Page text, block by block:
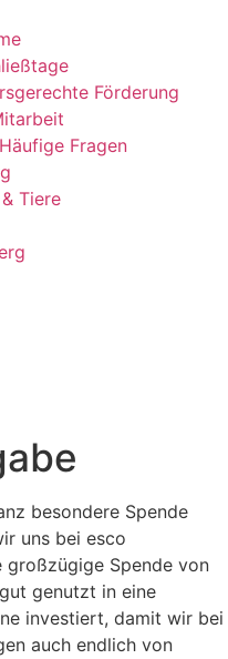
Förderung
Fragen
Tiere
besondere Spende
uns bei esco
großzügige Spende von
genutzt in eine
investiert, damit wir bei
auch endlich von